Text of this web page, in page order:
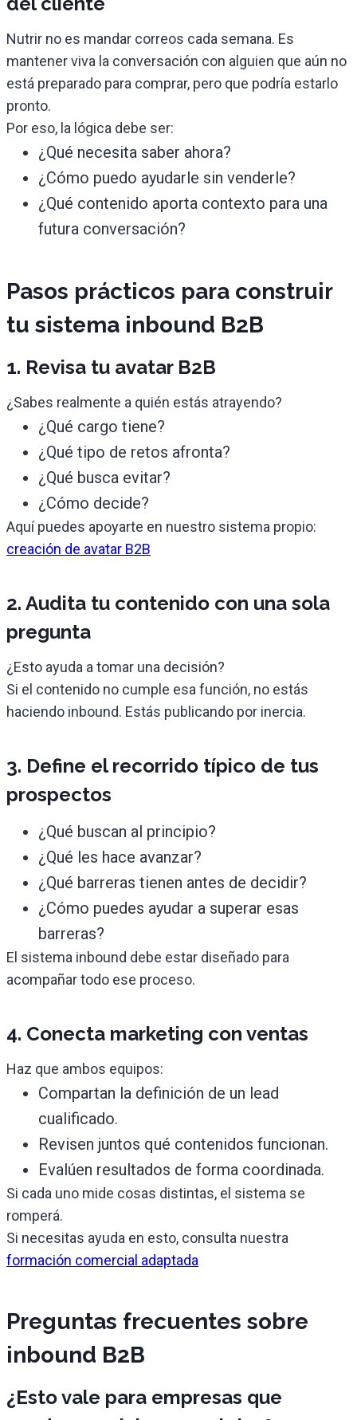
Nutrir no es mandar correos cada semana. Es
mantener viva la conversación con alguien que aún no
está preparado para comprar, pero que podría estarlo
pronto.
Por eso, la lógica debe ser:
¿Qué necesita saber ahora?
¿Cómo puedo ayudarle sin venderle?
¿Qué contenido aporta contexto para una
futura conversación?
Pasos prácticos para construir
tu sistema inbound B2B
1. Revisa tu avatar B2B
¿Sabes realmente a quién estás atrayendo?
¿Qué cargo tiene?
¿Qué tipo de retos afronta?
¿Qué busca evitar?
¿Cómo decide?
Aquí puedes apoyarte en nuestro sistema propio:
creación de avatar B2B
2. Audita tu contenido con una sola
pregunta
¿Esto ayuda a tomar una decisión?
Si el contenido no cumple esa función, no estás
haciendo inbound. Estás publicando por inercia.
3. Define el recorrido típico de tus
prospectos
¿Qué buscan al principio?
¿Qué les hace avanzar?
¿Qué barreras tienen antes de decidir?
¿Cómo puedes ayudar a superar esas
barreras?
El sistema inbound debe estar diseñado para
acompañar todo ese proceso.
4. Conecta marketing con ventas
Haz que ambos equipos:
Compartan la definición de un lead
cualificado.
Revisen juntos qué contenidos funcionan.
Evalúen resultados de forma coordinada.
Si cada uno mide cosas distintas, el sistema se
romperá.
Si necesitas ayuda en esto, consulta nuestra
formación comercial adaptada
Preguntas frecuentes sobre
inbound B2B
¿Esto vale para empresas que